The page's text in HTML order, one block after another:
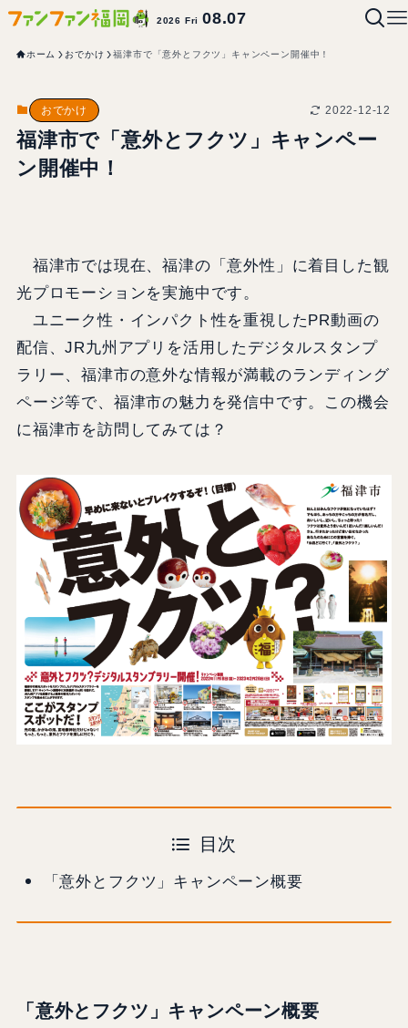
2026 Fri08.07
ホーム おでかけ 福津市で「意外とフクツ」キャンペーン開催中！
おでかけ 2022-12-12
福津市で「意外とフクツ」キャンペー
ン開催中！
福津市では現在、福津の「意外性」に着目した観
光プロモーションを実施中です。
ユニーク性・インパクト性を重視したPR動画の
配信、JR九州アプリを活用したデジタルスタンプ
ラリー、福津市の意外な情報が満載のランディング
ページ等で、福津市の魅力を発信中です。この機会
に福津市を訪問してみては？
目次
「意外とフクツ」キャンペーン概要
「意外とフクツ」キャンペーン概要